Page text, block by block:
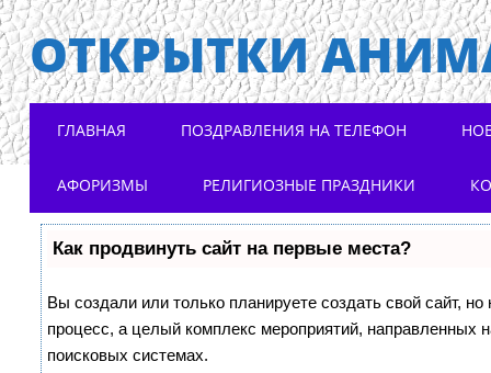
ОТКРЫТКИ
Main menu
ГЛАВНАЯ ПОЗДРАВЛЕНИЯ НА ТЕЛЕФОН
АФОРИЗМЫ РЕЛИГИОЗНЫЕ ПРАЗДНИКИ
Как продвинуть сайт на первые места?
Вы создали или только планируете создать свой сайт,
процесс, а целый комплекс мероприятий, направленных
поисковых системах.